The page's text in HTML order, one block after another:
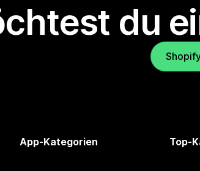
du
App-Kategorien Top-